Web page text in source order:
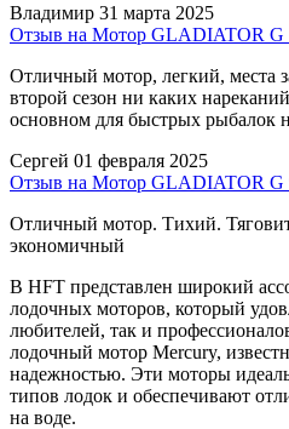
Владимир 31 марта 2025
Отзыв на Мотор GLADIATOR G
Отличный мотор, легкий, места
второй сезон ни каких
основном для быстрых рыбалок
Сергей 01 февраля 2025
Отзыв на Мотор GLADIATOR G
Отличный мотор. Тихий.
экономичный
В HFT представлен широкий
лодочных моторов, который
любителей, так и
лодочный мотор Mercury,
надежностью. Эти моторы
типов лодок и обеспечивают
на воде.